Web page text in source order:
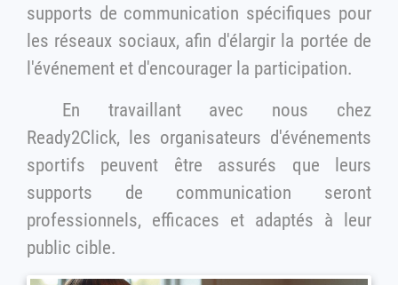
supports de communication spécifiques pour
les réseaux sociaux, afin d'élargir la portée de
l'événement et d'encourager la participation.
En travaillant avec nous chez
Ready2Click, les organisateurs d'événements
sportifs peuvent être assurés que leurs
supports de communication seront
professionnels, efficaces et adaptés à leur
public cible.